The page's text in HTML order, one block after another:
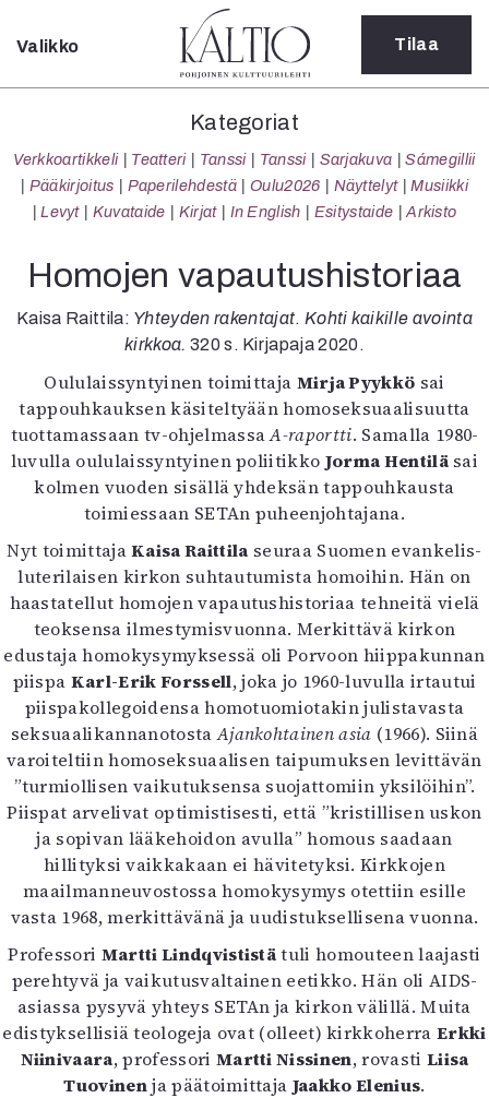
Sulje
Kategoriat
Verkkoartikkeli
Teatteri
Tanssi
Sarjakuva
Sámegillii
Pääkirjoitus
Paperilehdestä
Näyttelyt
Musiikki
Levyt
Kuvataide
Kirjat
In English
Esitystaide
Arkisto
Lehdet
4/2026
2–3/2026
1/2026
6/2025
5/2025 saame
5/2025
Lehtiarkisto
Info
Tilaus ja irtonumerot
Yhteistyössä
Toimitus
Mediatiedot
Kaltio ry
Valikko Tilaa
Kategoriat
Verkkoartikkeli Teatteri Tanssi Tanssi Sarjakuva
Sámegillii
Pääkirjoitus
Paperilehdestä Oulu2026 Näyttelyt
Musiikki
Levyt
Kuvataide Kirjat In English Esitystaide Arkisto
Homojen vapautushistoriaa
Kaisa Raittila: Yhteyden rakentajat. Kohti kaikille avointa
kirkkoa. 320 s. Kirjapaja 2020.
Oululaissyntyinen toimittaja Mirja Pyykkö sai
tappouhkauksen käsiteltyään homoseksuaalisuutta
tuottamassaan tv-ohjelmassaA-raportti. Samalla 1980-
luvulla oululaissyntyinen poliitikko Jorma Hentiläsai
kolmen vuoden sisällä yhdeksän tappouhkausta
toimiessaan SETAn puheenjohtajana.
Nyt toimittajaKaisa Raittila seuraa Suomen evankelis-
luterilaisen kirkon suhtautumista homoihin. Hän on
haastatellut homojen vapautushistoriaa tehneitä vielä
teoksensa ilmestymisvuonna. Merkittävä kirkon
edustaja homokysymyksessä oli Porvoon hiippakunnan
piispa Karl-Erik Forssell, joka jo 1960-luvulla irtautui
piispakollegoidensa homotuomiotakin julistavasta
seksuaalikannanotostaAjankohtainen asia (1966). Siinä
varoiteltiin homoseksuaalisen taipumuksen levittävän
”turmiollisen vaikutuksensa suojattomiin yksilöihin”.
Piispat arvelivat optimistisesti, että ”kristillisen uskon
ja sopivan lääkehoidon avulla” homous saadaan
hillityksi vaikkakaan ei hävitetyksi. Kirkkojen
maailmanneuvostossa homokysymys otettiin esille
vasta 1968, merkittävänä ja uudistuksellisena vuonna.
Professori Martti Lindqvististätuli homouteen laajasti
perehtyvä ja vaikutusvaltainen eetikko. Hän oli AIDS-
asiassa pysyvä yhteys SETAn ja kirkon välillä. Muita
edistyksellisiä teologeja ovat (olleet) kirkkoherraErkki
Niinivaara, professori Martti Nissinen, rovasti Liisa
Tuovinenja päätoimittaja Jaakko Elenius.